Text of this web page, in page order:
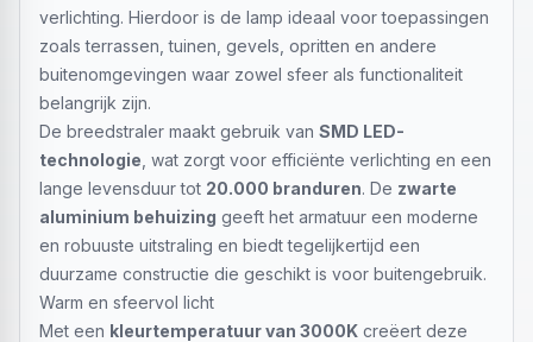
verlichting. Hierdoor is de lamp ideaal voor toepassingen
zoals terrassen, tuinen, gevels, opritten en andere
buitenomgevingen waar zowel sfeer als functionaliteit
belangrijk zijn.
De breedstraler maakt gebruik van SMD LED-
technologie , wat zorgt voor efficiënte verlichting en een
lange levensduur tot 20.000 branduren. De zwarte
aluminium behuizing geeft het armatuur een moderne
en robuuste uitstraling en biedt tegelijkertijd een
duurzame constructie die geschikt is voor buitengebruik.
Warm en sfeervol licht
Met een kleurtemperatuur van 3000K creëert deze